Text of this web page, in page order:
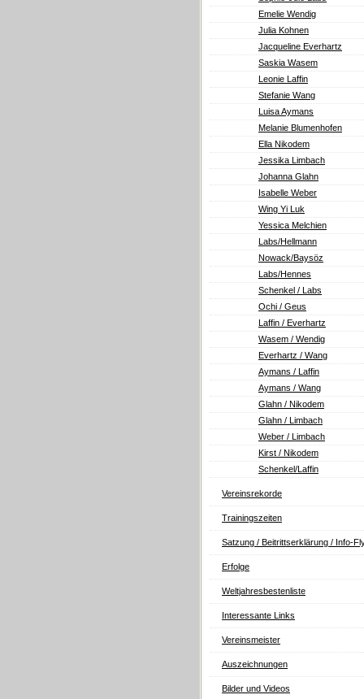
Emelie Wendig
Julia Kohnen
Jacqueline Everhartz
Saskia Wasem
Leonie Laffin
Stefanie Wang
Luisa Aymans
Melanie Blumenhofen
Ella Nikodem
Jessika Limbach
Johanna Glahn
Isabelle Weber
Wing Yi Luk
Yessica Melchien
Labs/Hellmann
Nowack/Baysöz
Labs/Hennes
Schenkel / Labs
Ochi / Geus
Laffin / Everhartz
Wasem / Wendig
Everhartz / Wang
Aymans / Laffin
Aymans / Wang
Glahn / Nikodem
Glahn / Limbach
Weber / Limbach
Kirst / Nikodem
Schenkel/Laffin
Vereinsrekorde
Trainingszeiten
Satzung / Beitrittserklärung / Info-
Erfolge
Weltjahresbestenliste
Interessante Links
Vereinsmeister
Auszeichnungen
Bilder und Videos